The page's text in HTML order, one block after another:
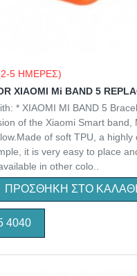
5 ΗΜΕΡΕΣ)
* XIAOMI MI BAND 5
of the Xiaomi Smart band,
of soft TPU, a
it is very easy to place
in other colo..
ΠΡΟΣΘΉΚΗ ΣΤΟ ΚΑΛΆΘΙ
4040